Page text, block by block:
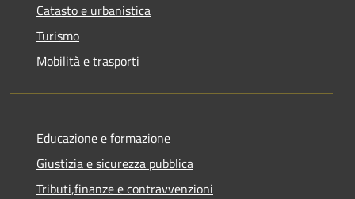
Catasto e urbanistica
Turismo
Mobilità e trasporti
Educazione e formazione
Giustizia e sicurezza pubblica
Tributi,finanze e contravvenzioni